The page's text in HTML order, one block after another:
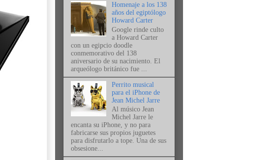
Homenaje a los 138
años del egiptólogo
Howard Carter
Google rinde culto
a Howard Carter
con un egipcio doodle
conmemorativo del 138
aniversario de su nacimiento. El
arqueólogo británico fue ...
Perrito musical
para el iPhone de
Jean Michel Jarre
Al músico Jean
Michel Jarre le
encanta su iPhone, y no para
fabricarse sus propios juguetes
para disfrutarlo a tope. Una de sus
obsesione...